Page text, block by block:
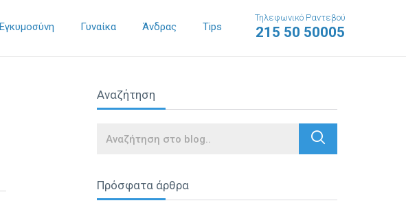
Εγκυμοσύνη Γυναίκα Άνδρας Tips
Τηλεφωνικό Ραντεβού
215 50 50005
Αναζήτηση
Search
Πρόσφατα άρθρα